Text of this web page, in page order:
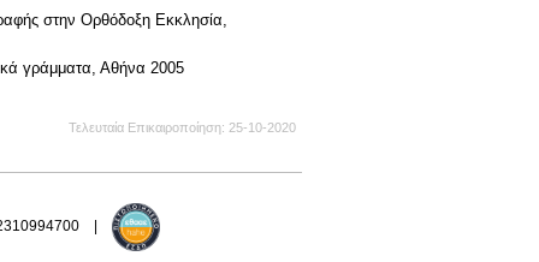
στην Ορθόδοξη Εκκλησία,
γράμματα, Αθήνα 2005
Τελευταία Επικαιροποίηση 25-10-2020
|